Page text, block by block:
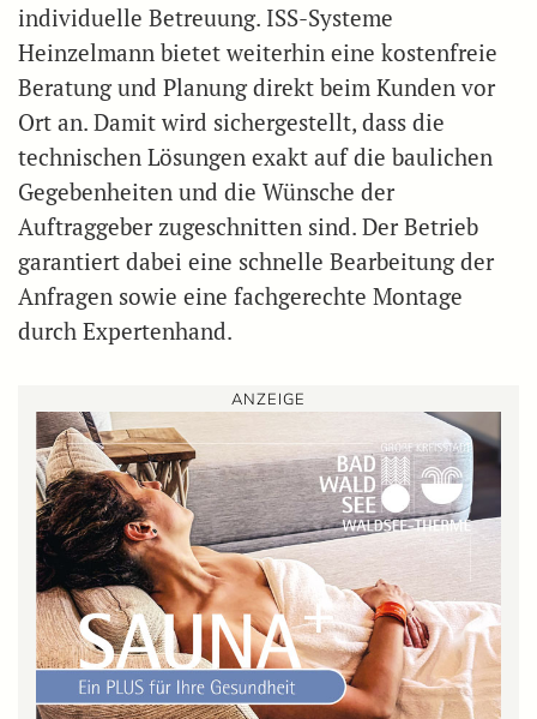
individuelle Betreuung. ISS-Systeme
Heinzelmann bietet weiterhin eine kostenfreie
Beratung und Planung direkt beim Kunden vor
Ort an. Damit wird sichergestellt, dass die
technischen Lösungen exakt auf die baulichen
Gegebenheiten und die Wünsche der
Auftraggeber zugeschnitten sind. Der Betrieb
garantiert dabei eine schnelle Bearbeitung der
Anfragen sowie eine fachgerechte Montage
durch Expertenhand.
ANZEIGE